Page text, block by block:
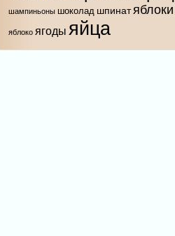
шампиньоны шоколад шпинатяблоки
яблоко ягоды яйца